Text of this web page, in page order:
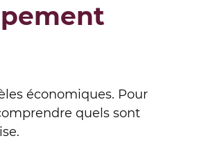
économiques. Pour
quels sont